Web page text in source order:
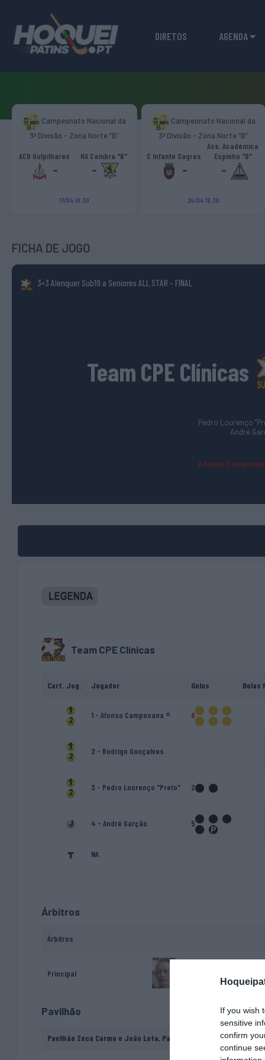
If you wish
sensitive
confirm
continue
DIRETOS AGENDA
Campeonato Nacional da
3ª Divisão - Zona Norte “B”
ACD Gulpilhares
-
HA Cambra "B"
-
17/04 18:30
Campeonato Nacional da
3ª Divisão - Zona Norte “B”
C Infante Sagres
-
Ass. Académica
Espinho "B"
-
24/04 18:30
FICHA DE JOGO
3×3 Alenquer Sub19 a Seniores ALL STAR - FINAL
Team CPE Clínicas
Pedro Lourenço
André
Afonso
Team CPE Clínicas
Cart. Jog. Jogador Golos Bolas
1 - Afonso Camposana ® 6
2 - Rodrigo Gonçalves
3 - Pedro Lourenço "Preto" 2
4 - André Garção 5
NA
Árbitros
Árbitros
Principal
Pavilhão
Pavilhão Zeca Carmo e João Lota, Paredes, Alenquer